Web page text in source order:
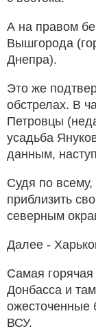
А на правом
Вышгорода
Днепра).
Это же
обстрелах. В
Петровцы
усадьба
данным,
Судя по всему,
приблизить
северным
Далее -
Самая
Донбасса и
ожесточенные
ВСУ.